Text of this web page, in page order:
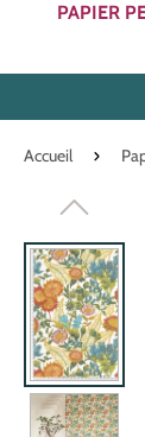
PAPIER
Accueil
Ignorer la